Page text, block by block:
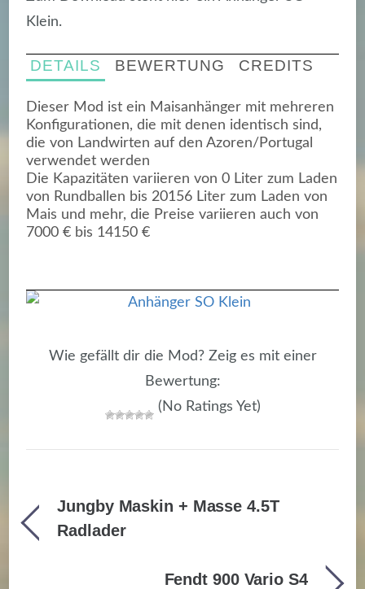
Klein.
DETAILS BEWERTUNG CREDITS
Dieser Mod ist ein Maisanhänger mit mehreren
Konfigurationen, die mit denen identisch sind,
die von Landwirten auf den Azoren/Portugal
verwendet werden
Die Kapazitäten variieren von 0 Liter zum Laden
von Rundballen bis 20156 Liter zum Laden von
Mais und mehr, die Preise variieren auch von
7000 € bis 14150 €
Wie gefällt dir die Mod? Zeig es mit einer
Bewertung:
(No Ratings Yet)
Jungby Maskin + Masse 4.5T
Radlader
Fendt 900 Vario S4